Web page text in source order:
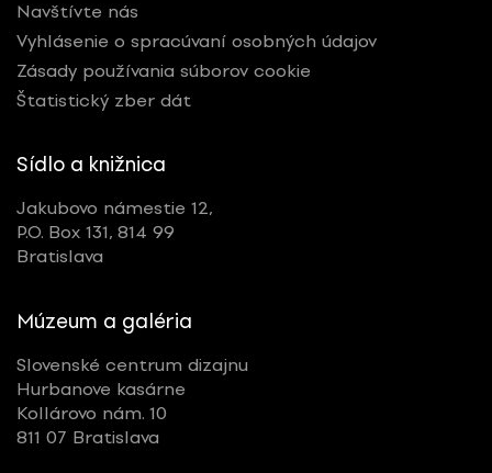
Navštívte nás
Vyhlásenie o spracúvaní osobných údajov
Zásady používania súborov cookie
Štatistický zber dát
Sídlo a knižnica
Jakubovo námestie 12,
P.O. Box 131, 814 99
Bratislava
Múzeum a galéria
Slovenské centrum dizajnu
Hurbanove kasárne
Kollárovo nám. 10
811 07 Bratislava